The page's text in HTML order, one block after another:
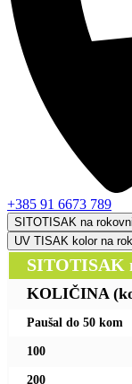
+385 91 6673 789
SITOTISAK na
UV TISAK kolor na
SITOTISAK
KOLIČINA
Paušal do 50 kom
100
200